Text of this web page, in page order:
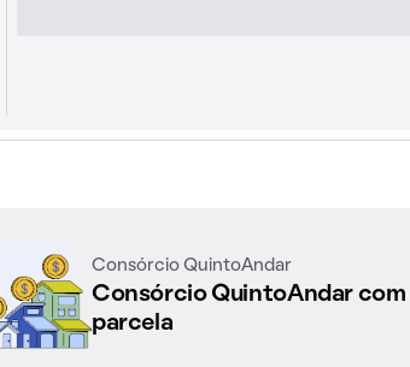
Consórcio QuintoAndar
Consórcio QuintoAndar com
parcela